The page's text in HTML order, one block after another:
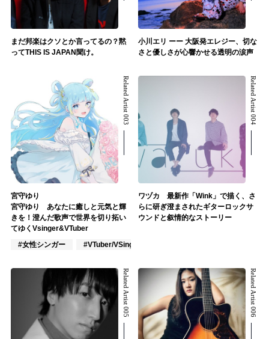
まだ邦楽はクソとか言ってるの？黙
ってTHIS IS JAPAN聞け。
小川エリ ーー 大阪発エレジー、切な
さと優しさが心響かせる透明の涙声
Related Artist 003
宮守ゆり
宮守ゆり あなたに癒しと元気と輝
きを！澄んだ歌声で世界を切り拓い
てゆくVsinger&VTuber
#女性シンガー
#VTuber/VSinger
Related Artist 004
ワヅカ 最新作「Wink」で描く、さ
らに研ぎ澄まされたギターロックサ
ウンドと叙情的なストーリー
Related Artist 005 Related Artist 006